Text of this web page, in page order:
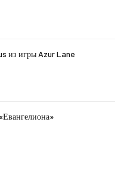
из игры Azur Lane